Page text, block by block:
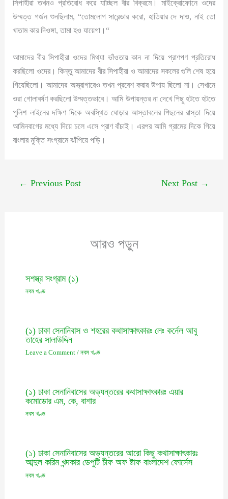
সিপাহীরা তখনও প্রতিরোধ করে যাচ্ছিল বীর বিক্রমে। মাইক্রোফোনে ওদের
উম্মত্ত গর্জন শুনছিলাম, “তোমলোগ সারেন্ডার করো, হাতিয়ার দে দাও, নাই তো
খাতাম কার দিওঙ্গা, তামা হও যায়েগা।“
আমাদের বীর সিপাহীরা ওদের মিথ্যা ভাঁওতায় কান না দিয়ে প্রাণপণ প্রতিরোধ
করছিলো ওদের। কিন্তু আমাদের বীর সিপাহীরা ও আমাদের সকলের গুলি শেষ হয়ে
গিয়েছিলো। আমাদের অস্ত্রাগারেও তখন প্রবেশ করার উপায় ছিলো না। সেখানে
ওরা গোলাবর্ষণ করছিলো উম্মত্তভাবে। আমি উপায়ন্তর না দেখে পিছু হটতে হটতে
পুলিশ লাইনের দক্ষিণ দিকে অবস্থিত ঘোড়ার আস্তাবলের পিছনের রাস্তা দিয়ে
আমিনবাগের মধ্যে দিয়ে চলে এসে প্রাণ বাঁচাই। এরপর আমি গ্রামের দিকে গিয়ে
বাংলার মুক্তি সংগ্রামে ঝাঁপিয়ে পড়ি।
← Previous Post Next Post →
আরও পড়ুন
সশস্ত্র সংগ্রাম (১)
নবম খণ্ড
(১) ঢাকা সেনানিবাস ও শহরের কথাসাক্ষাৎকারঃ লেঃ কর্নেল আবু
তাহের সালাউদ্দিন
Leave a Comment / নবম খণ্ড
(১) ঢাকা সেনানিবাসের অভ্যন্তরের কথাসাক্ষাৎকারঃ এয়ার
কমোডোর এম, কে, বাশার
নবম খণ্ড
(১) ঢাকা সেনানিবাসের অভ্যন্তরের আরো কিছু কথাসাক্ষাৎকারঃ
আব্দুল করিম খন্দকার ডেপুটি চীফ অফ ষ্টাফ বাংলাদেশ ফোর্সেস
নবম খণ্ড